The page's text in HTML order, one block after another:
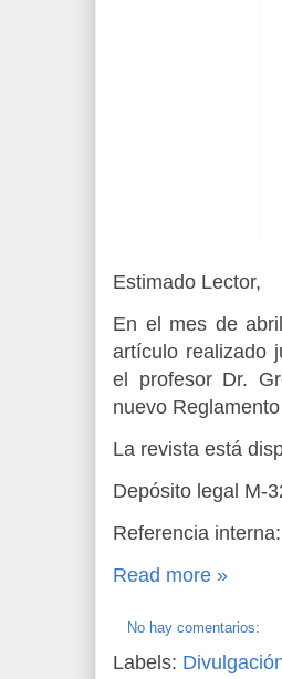
Estimado Lector,
En el mes de
artículo realizado
el profesor Dr.
nuevo
La revista está
Depósito legal M-
Referencia
Read more »
No hay comentarios:
Labels: